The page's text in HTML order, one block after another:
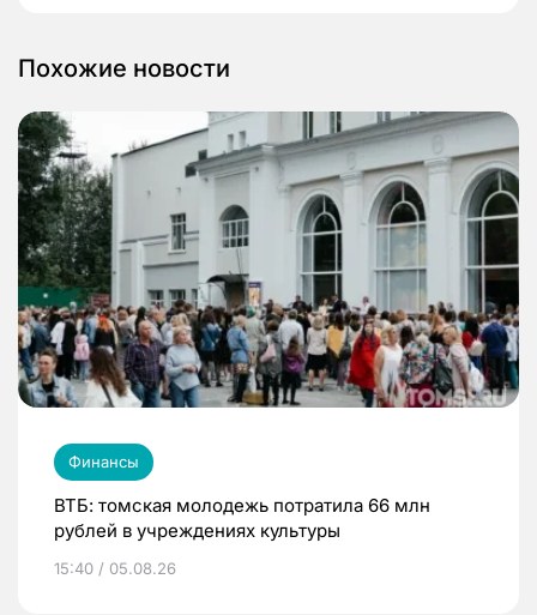
Похожие новости
Финансы
ВТБ: томская молодежь потратила 66 млн
рублей в учреждениях культуры
15:40 / 05.08.26